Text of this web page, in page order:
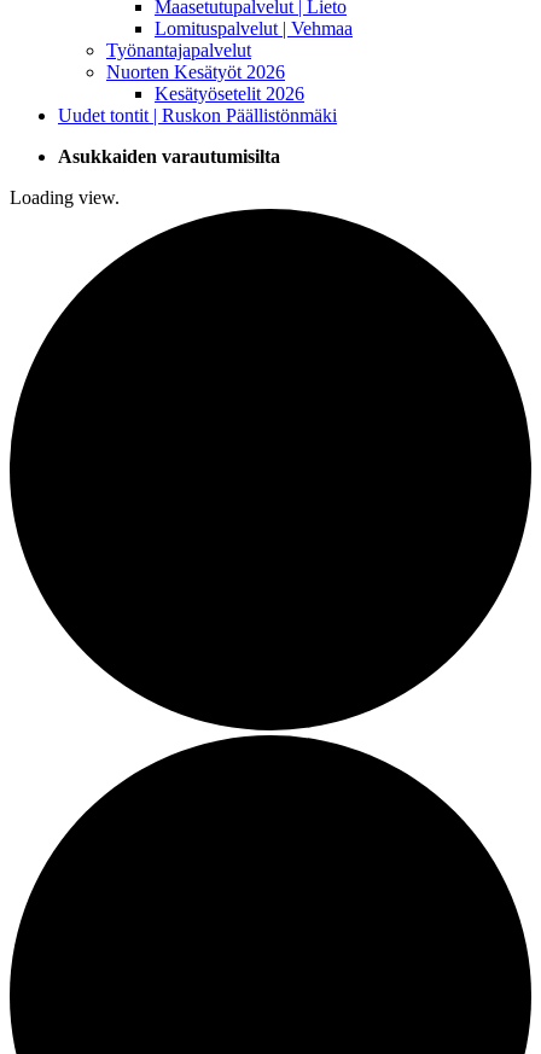
Maasetutupalvelut | Lieto
Lomituspalvelut | Vehmaa
Työnantajapalvelut
Nuorten Kesätyöt 2026
Kesätyösetelit 2026
Uudet tontit | Ruskon Päällistönmäki
Asukkaiden varautumisilta
Loading view.